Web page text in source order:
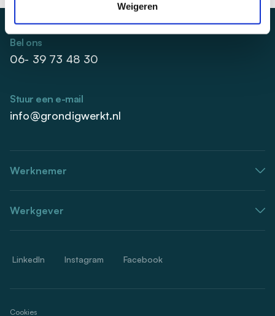
Weigeren
Bel ons
06- 39 73 48 30
Stuur een e-mail
info@grondigwerkt.nl
Werknemer
Werkgever
LinkedIn Instagram Facebook
Cookies